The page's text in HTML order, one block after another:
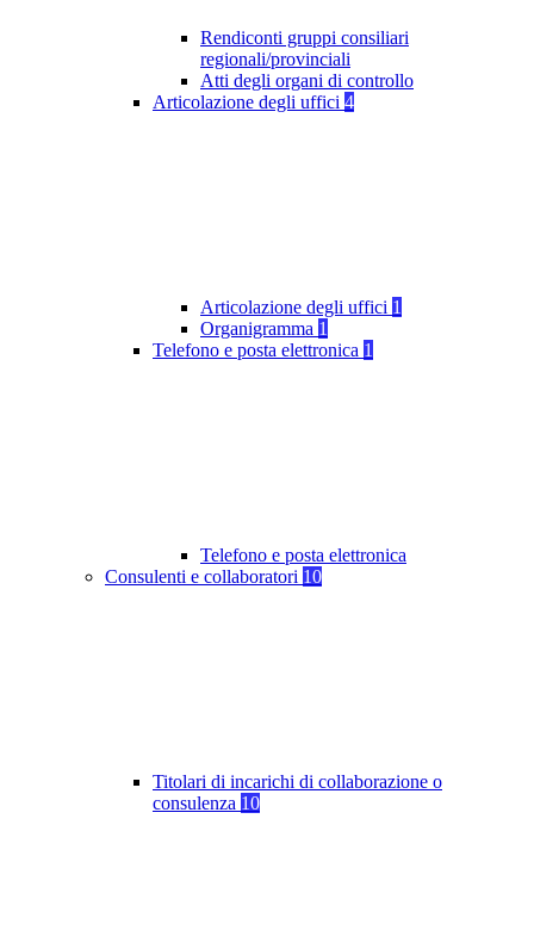
Rendiconti gruppi consiliari
regionali/provinciali
Atti degli organi di controllo
Articolazione degli uffici 4
Articolazione degli uffici 1
Organigramma 1
Telefono e posta elettronica 1
Telefono e posta elettronica
Consulenti e collaboratori 10
Titolari di incarichi di collaborazione o
consulenza 10